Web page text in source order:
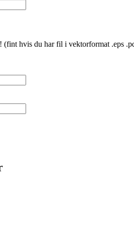
dot
YYYY
(fint hvis du har fil i vektorformat .eps